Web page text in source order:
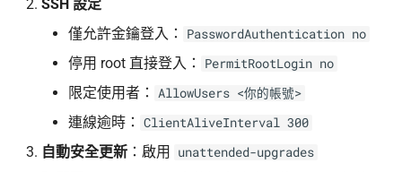
SSH 設定
僅允許金鑰登入：
PasswordAuthentication no
停用 root 直接登入： PermitRootLogin no
限定使用者： AllowUsers <你的帳號>
連線逾時： ClientAliveInterval 300
自動安全更新 ：啟用 unattended-upgrades